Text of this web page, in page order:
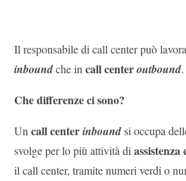
Il responsabile di call center può
inboundche in call centeroutbound.
Che differenze ci sono?
Un call centerinboundsi occupa
svolge per lo più attività di assistenza
il call center, tramite numeri verdi o